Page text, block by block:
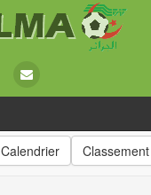
Calendrier Classement